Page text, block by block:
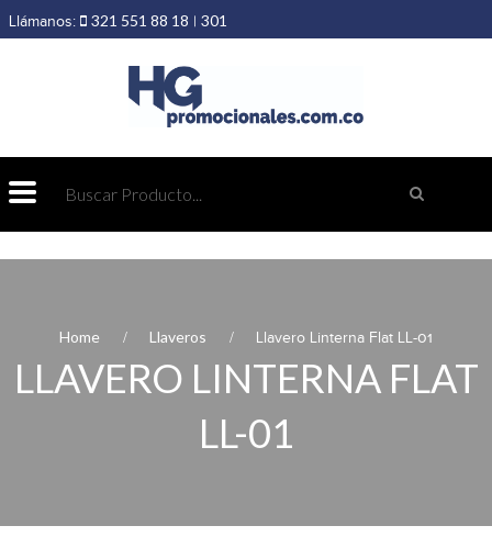
Llámanos: 321 551 88 18 | 301
Home Llaveros Llavero Linterna Flat LL-01
LLAVERO LINTERNA FLAT
LL-01